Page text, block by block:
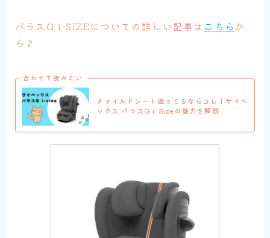
パラスG i-SIZEについての詳しい記事は こちら か
ら♪
合わせて読みたい
チャイルドシート迷ってるならコレ！サイベ
ックス パラスG i-Sizeの魅力を解説